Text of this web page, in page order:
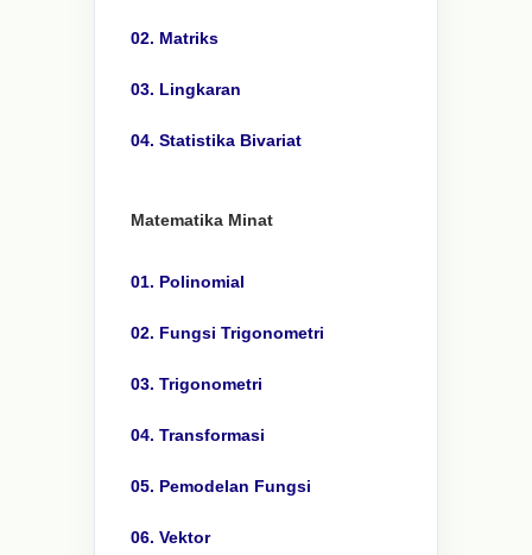
02. Matriks
03. Lingkaran
04. Statistika Bivariat
Matematika Minat
01. Polinomial
02. Fungsi Trigonometri
03. Trigonometri
04. Transformasi
05. Pemodelan Fungsi
06. Vektor